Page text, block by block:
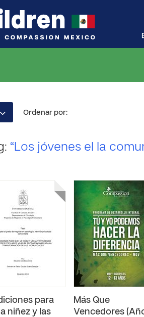
Ordenar por:
“Los jóvenes el la
para
niñez y las
Más Que
Vencedores